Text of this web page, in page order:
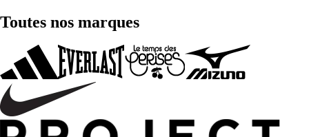
Toutes nos marques